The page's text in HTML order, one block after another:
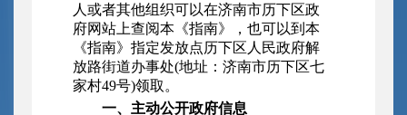
人或者其他组织可以在济南市历下区政
府网站上查阅本《指南》，也可以到本
《指南》指定发放点历下区人民政府解
放路街道办事处(地址：济南市历下区七
家村49号)领取。
一、主动公开政府信息